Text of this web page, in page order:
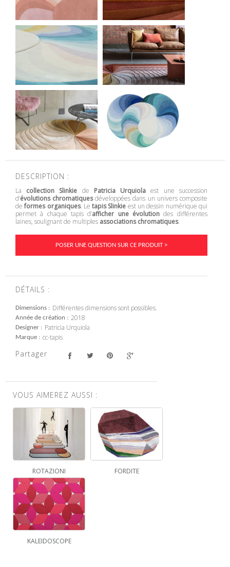
DESCRIPTION :
La collection Slinkie de Patricia Urquiola est une succession
d’évolutions chromatiquesdéveloppées dans un univers composite
deformes organiques. Letapis Slinkie est un dessin numérique qui
permet à chaque tapis d’afficher une évolution des différentes
laines, soulignant de multiples associations chromatiques.
POSER UNE QUESTION SUR CE PRODUIT >
DÉTAILS :
Dimensions Différentes dimensions sont possibles.
Année de création 2018
Designer Patricia Urquiola
Marque cc-tapis
Partager
VOUS AIMEREZ AUSSI :
ROTAZIONI FORDITE
KALEIDOSCOPE